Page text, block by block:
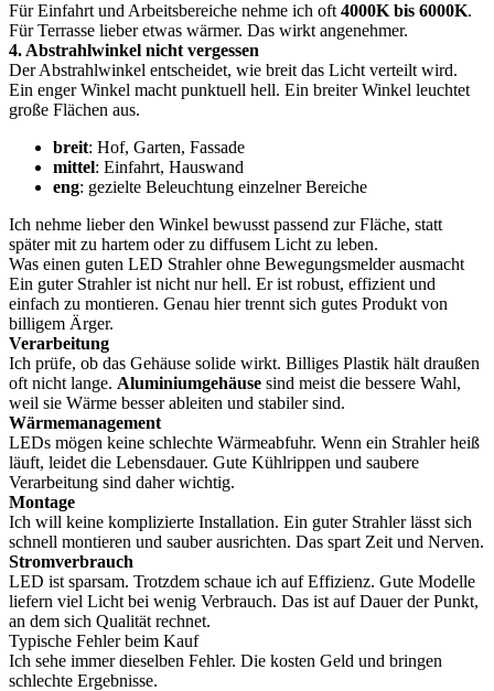
Für Einfahrt und Arbeitsbereiche nehme ich oft 4000K bis 6000K.
Für Terrasse lieber etwas wärmer. Das wirkt angenehmer.
4. Abstrahlwinkel nicht vergessen
Der Abstrahlwinkel entscheidet, wie breit das Licht verteilt wird.
Ein enger Winkel macht punktuell hell. Ein breiter Winkel leuchtet
große Flächen aus.
breit: Hof, Garten, Fassade
mittel: Einfahrt, Hauswand
eng: gezielte Beleuchtung einzelner Bereiche
Ich nehme lieber den Winkel bewusst passend zur Fläche, statt
später mit zu hartem oder zu diffusem Licht zu leben.
Was einen guten LED Strahler ohne Bewegungsmelder ausmacht
Ein guter Strahler ist nicht nur hell. Er ist robust, effizient und
einfach zu montieren. Genau hier trennt sich gutes Produkt von
billigem Ärger.
Verarbeitung
Ich prüfe, ob das Gehäuse solide wirkt. Billiges Plastik hält draußen
oft nicht lange. Aluminiumgehäuse sind meist die bessere Wahl,
weil sie Wärme besser ableiten und stabiler sind.
Wärmemanagement
LEDs mögen keine schlechte Wärmeabfuhr. Wenn ein Strahler heiß
läuft, leidet die Lebensdauer. Gute Kühlrippen und saubere
Verarbeitung sind daher wichtig.
Montage
Ich will keine komplizierte Installation. Ein guter Strahler lässt sich
schnell montieren und sauber ausrichten. Das spart Zeit und Nerven.
Stromverbrauch
LED ist sparsam. Trotzdem schaue ich auf Effizienz. Gute Modelle
liefern viel Licht bei wenig Verbrauch. Das ist auf Dauer der Punkt,
an dem sich Qualität rechnet.
Typische Fehler beim Kauf
Ich sehe immer dieselben Fehler. Die kosten Geld und bringen
schlechte Ergebnisse.